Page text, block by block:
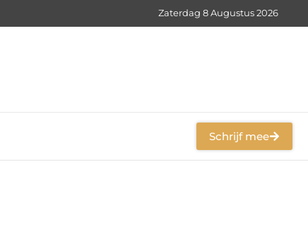
Zaterdag 8 Augustus 2026
Schrijf mee